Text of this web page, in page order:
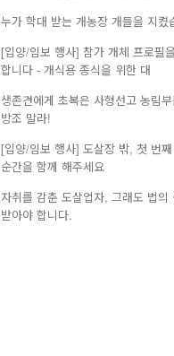
누가 학대 받는 개농장 개들을 지켰
[입양/임보 행사] 참가 개체 프로필
합니다 - 개식용 종식을 위한 대
생존견에게 초복은 사형선고 농림
방조 말라!
[입양/임보 행사] 도살장 밖, 첫 번째
순간을 함께 해주세요
자취를 감춘 도살업자, 그래도 법의
받아야 합니다.